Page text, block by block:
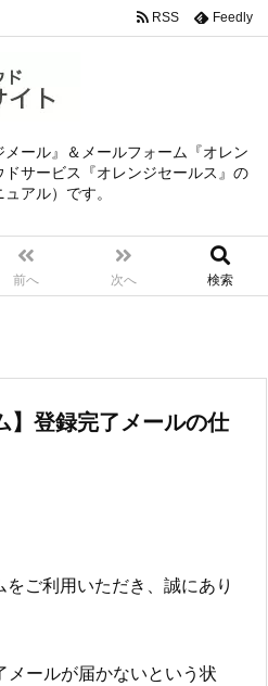
ール』＆メールフォーム『オレン
サービス『オレンジセールス』の
アル）です。
前へ 次へ 検索
RSS Feedly
】登録完了メールの仕
ご利用いただき、誠にあり
メールが届かないという状